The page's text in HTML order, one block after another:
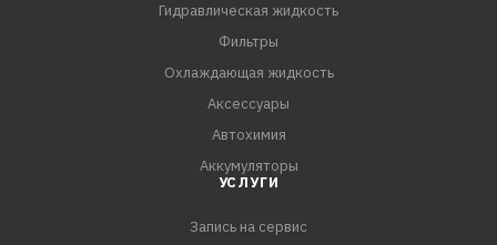
Гидравлическая жидкость
Фильтры
Охлаждающая жидкость
Аксессуары
Автохимия
Аккумуляторы
УСЛУГИ
Запись на сервис